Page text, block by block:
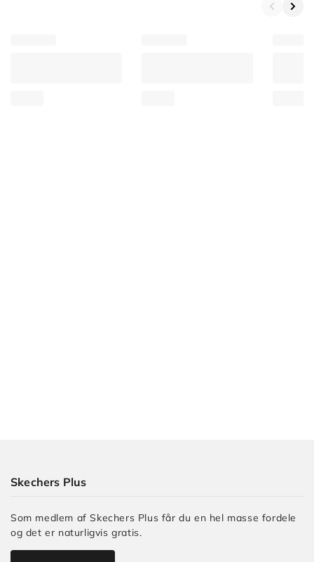
Skechers Plus
Som medlem af Skechers Plus får du en hel masse fordele
og det er naturligvis gratis.